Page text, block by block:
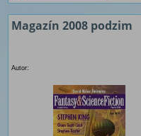
Magazín 2008 podzim
Autor: